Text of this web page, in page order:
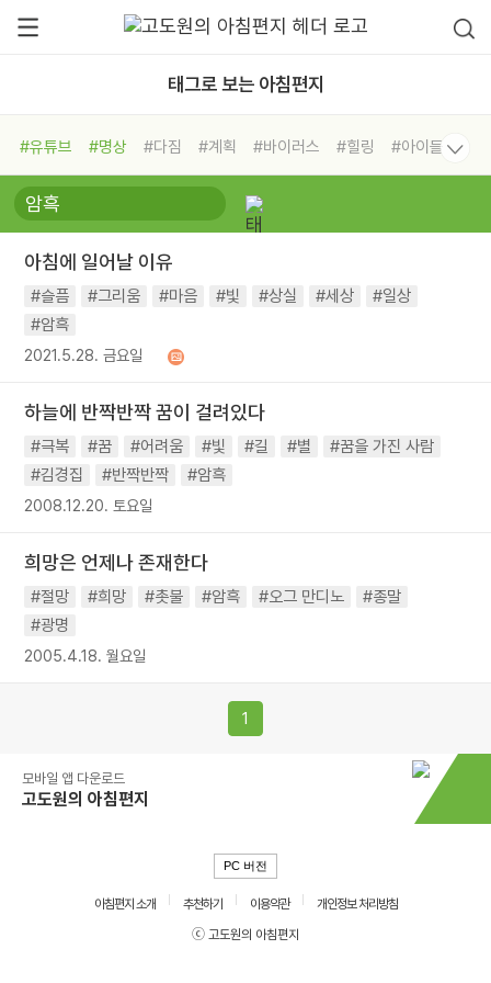
태그로 보는 아침편지
#유튜브 #명상 #다짐 #계획 #바이러스 #힐링
#아이들
#비전캠프
#독서캠프 #삶
#희망
#나눔 #친구 #링컨학교
#독서
#건강 #면역력
아침에 일어날 이유
#슬픔 #그리움 #마음 #빛 #상실 #세상
#일상
#암흑
2021.5.28. 금요일
하늘에 반짝반짝 꿈이 걸려있다
#극복 #꿈 #어려움 #빛 #길 #별
#꿈을 가진 사람
#김경집
#반짝반짝 #암흑
2008.12.20. 토요일
희망은 언제나 존재한다
#절망 #희망 #촛불 #암흑 #오그 만디노
#종말
#광명
2005.4.18. 월요일
1
모바일 앱 다운로드
고도원의 아침편지
PC 버전
아침편지 소개 추천하기 이용약관
개인정보 처리방침
ⓒ 고도원의 아침편지